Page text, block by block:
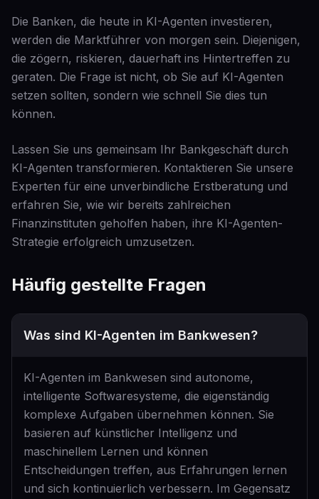
Die Banken, die heute in KI-Agenten investieren,
werden die Marktführer von morgen sein. Diejenigen,
die zögern, riskieren, dauerhaft ins Hintertreffen zu
geraten. Die Frage ist nicht, ob Sie auf KI-Agenten
setzen sollten, sondern wie schnell Sie dies tun
können.
Lassen Sie uns gemeinsam Ihr Bankgeschäft durch
KI-Agenten transformieren. Kontaktieren Sie unsere
Experten für eine unverbindliche Erstberatung und
erfahren Sie, wie wir bereits zahlreichen
Finanzinstituten geholfen haben, ihre KI-Agenten-
Strategie erfolgreich umzusetzen.
Häufig gestellte Fragen
Was sind KI-Agenten im Bankwesen?
KI-Agenten im Bankwesen sind autonome,
intelligente Softwaresysteme, die eigenständig
komplexe Aufgaben übernehmen können. Sie
basieren auf künstlicher Intelligenz und
maschinellem Lernen und können
Entscheidungen treffen, aus Erfahrungen lernen
und sich kontinuierlich verbessern. Im Gegensatz